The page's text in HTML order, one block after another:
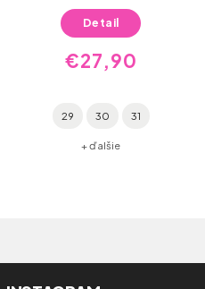
€27,90
Detail
29 30 31
+ ďalšie